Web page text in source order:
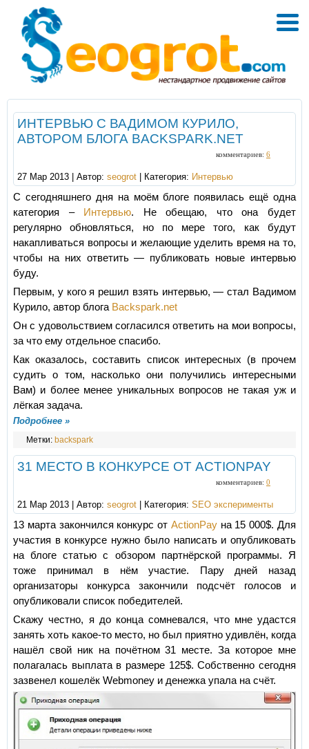
ИНТЕРВЬЮ С ВАДИМОМ КУРИЛО,
АВТОРОМ БЛОГА BACKSPARK.NET
комментариев: 6
27 Мар 2013 | Автор: seogrot | Категория: Интервью
С сегодняшнего дня на моём блоге появилась ещё одна
категория –
Интервью. Не обещаю, что она будет
регулярно обновляться, но по мере того, как будут
накапливаться вопросы и желающие уделить время на то,
чтобы на них ответить — публиковать новые интервью
буду.
Первым, у кого я решил взять интервью, — стал Вадимом
Курило, автор блога Backspark.net
Он с удовольствием согласился ответить на мои вопросы,
за что ему отдельное спасибо.
Как оказалось, составить список интересных (в прочем
судить о том, насколько они получились интересными
Вам) и более менее уникальных вопросов не такая уж и
лёгкая задача.
Подробнее »
Метки: backspark
31 МЕСТО В КОНКУРСЕ ОТ ACTIONPAY
комментариев: 0
21 Мар 2013 | Автор: seogrot | Категория: SEO эксперименты
13 марта закончился конкурс от ActionPayна 15 000$. Для
участия в конкурсе нужно было написать и опубликовать
на блоге статью с обзором партнёрской программы. Я
тоже принимал в нём участие. Пару дней назад
организаторы конкурса закончили подсчёт голосов и
опубликовали список победителей.
Скажу честно, я до конца сомневался, что мне удастся
занять хоть какое-то место, но был приятно удивлён, когда
нашёл свой ник на почётном 31 месте. За которое мне
полагалась выплата в размере 125$. Собственно сегодня
зазвенел кошелёк Webmoney и денежка упала на счёт.